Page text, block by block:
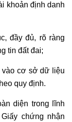
khoản định danh
đầy đủ, rõ ràng
tin đất đai;
vào cơ sở dữ liệu
quy định.
diện trong lĩnh
chứng nhận